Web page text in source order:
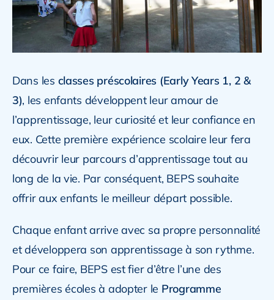
Dans les classes préscolaires (Early Years 1, 2 &
3), les enfants développent leur amour de
l’apprentissage, leur curiosité et leur confiance en
eux. Cette première expérience scolaire leur fera
découvrir leur parcours d’apprentissage tout au
long de la vie. Par conséquent, BEPS souhaite
offrir aux enfants le meilleur départ possible.
Chaque enfant arrive avec sa propre personnalité
et développera son apprentissage à son rythme.
Pour ce faire, BEPS est fier d’être l’une des
premières écoles à adopter le Programme